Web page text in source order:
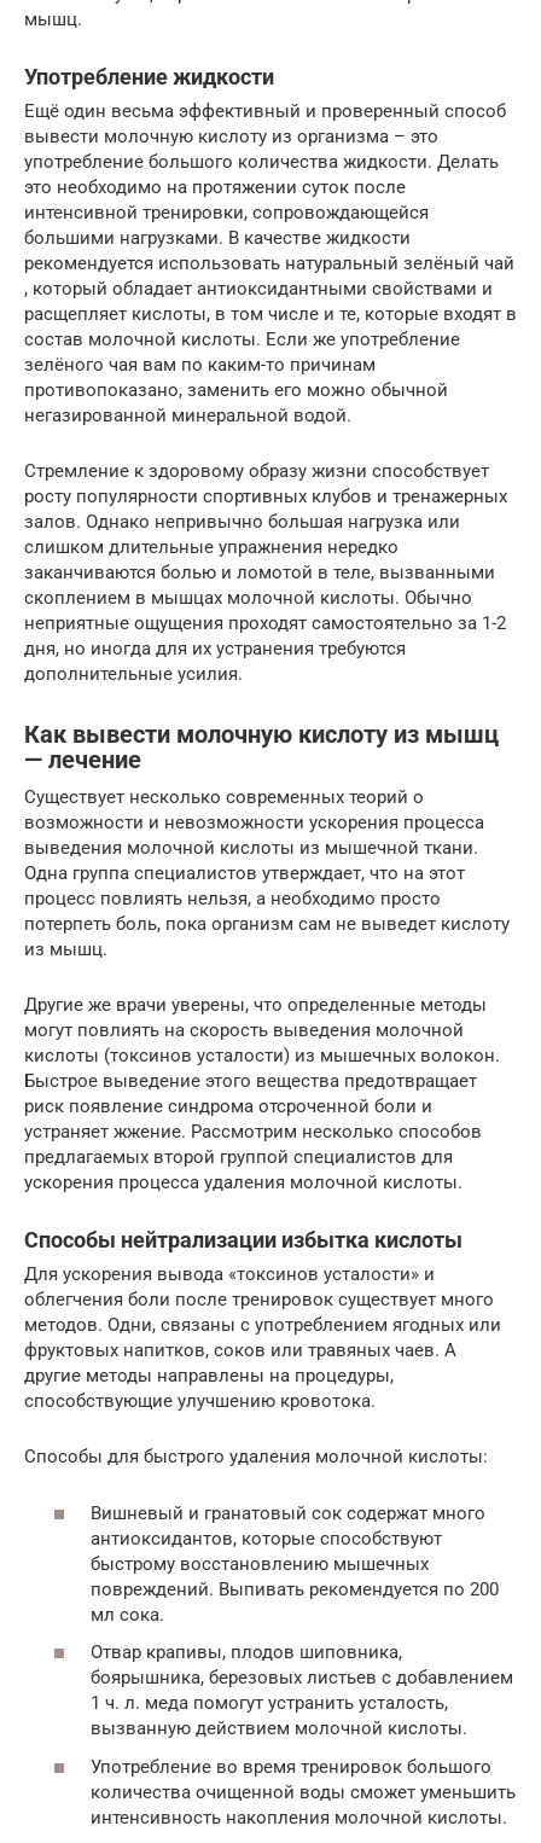
мышц.
Употребление жидкости
Ещё один весьма эффективный и проверенный способ
вывести молочную кислоту из организма – это
употребление большого количества жидкости. Делать
это необходимо на протяжении суток после
интенсивной тренировки, сопровождающейся
большими нагрузками. В качестве жидкости
рекомендуется использовать натуральный зелёный чай
, который обладает антиоксидантными свойствами и
расщепляет кислоты, в том числе и те, которые входят в
состав молочной кислоты. Если же употребление
зелёного чая вам по каким-то причинам
противопоказано, заменить его можно обычной
негазированной минеральной водой.
Стремление к здоровому образу жизни способствует
росту популярности спортивных клубов и тренажерных
залов. Однако непривычно большая нагрузка или
слишком длительные упражнения нередко
заканчиваются болью и ломотой в теле, вызванными
скоплением в мышцах молочной кислоты. Обычно
неприятные ощущения проходят самостоятельно за 1-2
дня, но иногда для их устранения требуются
дополнительные усилия.
Как вывести молочную кислоту из мышц
— лечение
Существует несколько современных теорий о
возможности и невозможности ускорения процесса
выведения молочной кислоты из мышечной ткани.
Одна группа специалистов утверждает, что на этот
процесс повлиять нельзя, а необходимо просто
потерпеть боль, пока организм сам не выведет кислоту
из мышц.
Другие же врачи уверены, что определенные методы
могут повлиять на скорость выведения молочной
кислоты (токсинов усталости) из мышечных волокон.
Быстрое выведение этого вещества предотвращает
риск появление синдрома отсроченной боли и
устраняет жжение. Рассмотрим несколько способов
предлагаемых второй группой специалистов для
ускорения процесса удаления молочной кислоты.
Способы нейтрализации избытка кислоты
Для ускорения вывода «токсинов усталости» и
облегчения боли после тренировок существует много
методов. Одни, связаны с употреблением ягодных или
фруктовых напитков, соков или травяных чаев. А
другие методы направлены на процедуры,
способствующие улучшению кровотока.
Способы для быстрого удаления молочной кислоты:
Вишневый и гранатовый сок содержат много
антиоксидантов, которые способствуют
быстрому восстановлению мышечных
повреждений. Выпивать рекомендуется по 200
мл сока.
Отвар крапивы, плодов шиповника,
боярышника, березовых листьев с добавлением
1 ч. л. меда помогут устранить усталость,
вызванную действием молочной кислоты.
Употребление во время тренировок большого
количества очищенной воды сможет уменьшить
интенсивность накопления молочной кислоты.